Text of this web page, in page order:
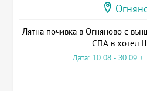
Лятна почивка в Огняново с
СПА в хотел
Дата: 10.08 - 30.09 +